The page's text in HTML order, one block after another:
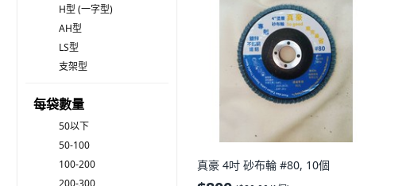
H型 (一字型)
AH型
LS型
支架型
每袋數量
50以下
50-100
100-200
200-300
真豪 4吋 砂布輪 #80, 10個